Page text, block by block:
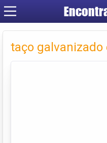
taço galvanizado